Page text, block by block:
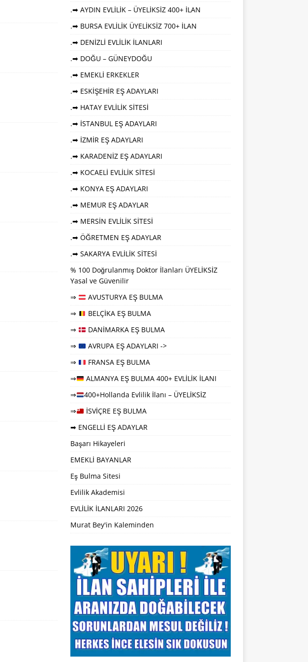
.➡ AYDIN EVLİLİK – ÜYELİKSİZ 400+ İLAN
.➡ BURSA EVLİLİK ÜYELİKSİZ 700+ İLAN
.➡ DENİZLİ EVLİLİK İLANLARI
.➡ DOĞU – GÜNEYDOĞU
.➡ EMEKLİ ERKEKLER
.➡ ESKİŞEHİR EŞ ADAYLARI
.➡ HATAY EVLİLİK SİTESİ
.➡ İSTANBUL EŞ ADAYLARI
.➡ İZMİR EŞ ADAYLARI
.➡ KARADENİZ EŞ ADAYLARI
.➡ KOCAELİ EVLİLİK SİTESİ
.➡ KONYA EŞ ADAYLARI
.➡ MEMUR EŞ ADAYLAR
.➡ MERSİN EVLİLİK SİTESİ
.➡ ÖĞRETMEN EŞ ADAYLAR
.➡ SAKARYA EVLİLİK SİTESİ
% 100 Doğrulanmış Doktor İlanları ÜYELİKSİZ
Yasal ve Güvenilir
⇒
AVUSTURYA EŞ BULMA
⇒
BELÇİKA EŞ BULMA
⇒
DANİMARKA EŞ BULMA
⇒
AVRUPA EŞ ADAYLARI ->
⇒
FRANSA EŞ BULMA
⇒
ALMANYA EŞ BULMA 400+ EVLİLİK İLANI
⇒
400+Hollanda Evlilik İlanı – ÜYELİKSİZ
⇒
İSVİÇRE EŞ BULMA
➡ ENGELLİ EŞ ADAYLAR
Başarı Hikayeleri
EMEKLİ BAYANLAR
Eş Bulma Sitesi
Evlilik Akademisi
EVLİLİK İLANLARI 2026
Murat Bey'in Kaleminden